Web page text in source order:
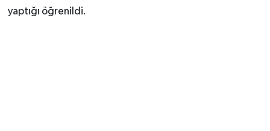
yaptığı öğrenildi.